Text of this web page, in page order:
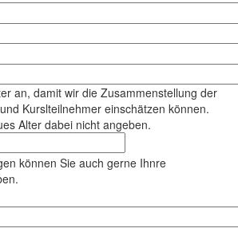
an, damit wir die Zusammenstellung der
Kurslteilnehmer einschätzen können.
Alter dabei nicht angeben.
können Sie auch gerne Ihnre